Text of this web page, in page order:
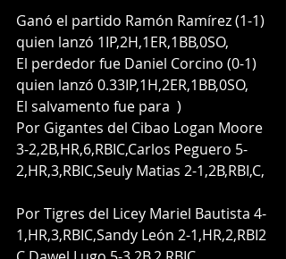
Ganó el partido Ramón Ramírez (1-1)
quien lanzó 1IP,2H,1ER,1BB,0SO,
El perdedor fue Daniel Corcino (0-1)
quien lanzó 0.33IP,1H,2ER,1BB,0SO,
El salvamento fue para  )
Por Gigantes del Cibao Logan Moore
3-2,2B,HR,6,RBIC,Carlos Peguero 5-
2,HR,3,RBIC,Seuly Matias 2-1,2B,RBI,C,
Por Tigres del Licey Mariel Bautista 4-
1,HR,3,RBIC,Sandy León 2-1,HR,2,RBI2